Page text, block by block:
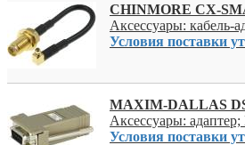
CHINMORE CX-
Аксессуары:
Условия поставки
MAXIM-DALLAS
Аксессуары:
Условия поставки